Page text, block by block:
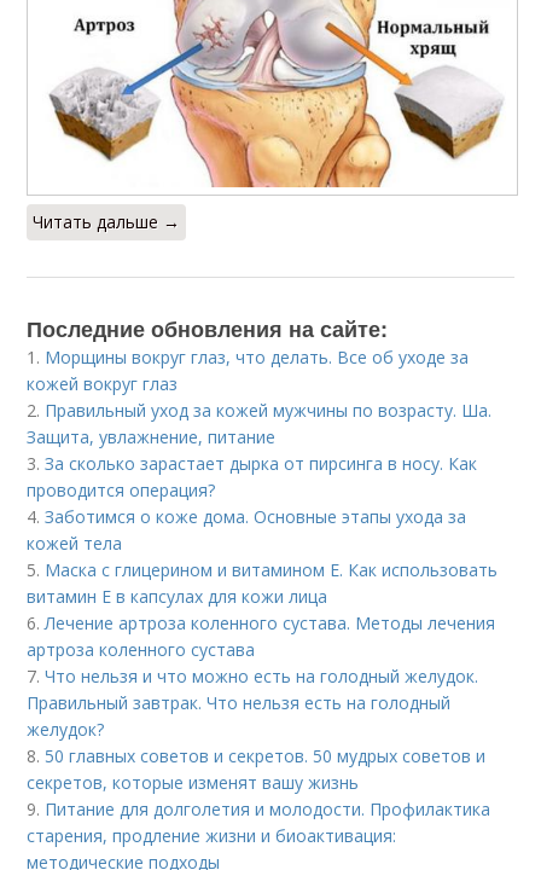
Читать дальше →
Последние обновления на сайте:
1. Морщины вокруг глаз, что делать. Все об уходе за
кожей вокруг глаз
2. Правильный уход за кожей мужчины по возрасту. Ша.
Защита, увлажнение, питание
3.За сколько зарастает дырка от пирсинга в носу. Как
проводится операция?
4.Заботимся о коже дома. Основные этапы ухода за
кожей тела
5. Маска с глицерином и витамином Е. Как использовать
витамин E в капсулах для кожи лица
6.Лечение артроза коленного сустава. Методы лечения
артроза коленного сустава
7.Что нельзя и что можно есть на голодный желудок.
Правильный завтрак. Что нельзя есть на голодный
желудок?
8. 50 главных советов и секретов. 50 мудрых советов и
секретов, которые изменят вашу жизнь
9. Питание для долголетия и молодости. Профилактика
старения, продление жизни и биоактивация:
методические подходы